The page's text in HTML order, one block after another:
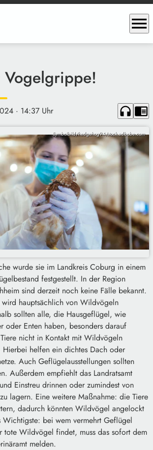
menu
Vogelgrippe!
· 14:37 Uhr headphones chrome_reader_mode
Symbolbild/hedgehog94/stock.adbobe.com
wurde sie im Landkreis Coburg in einem
festgestellt. In der Region
sind derzeit noch keine Fälle bekannt.
hauptsächlich von Wildvögeln
sollten alle, die Hausgeflügel, wie
oder Enten haben, besonders darauf
nicht in Kontakt mit Wildvögeln
Hierbei helfen ein dichtes Dach oder
Auch Geflügelausstellungen sollten
Außerdem empfiehlt das Landratsamt
Einstreu drinnen oder zumindest von
lagern. Eine weitere Maßnahme: die Tiere
dadurch könnten Wildvögel angelockt
Wichtigste: bei wem vermehrt Geflügel
tote Wildvögel findet, muss das sofort dem
melden.